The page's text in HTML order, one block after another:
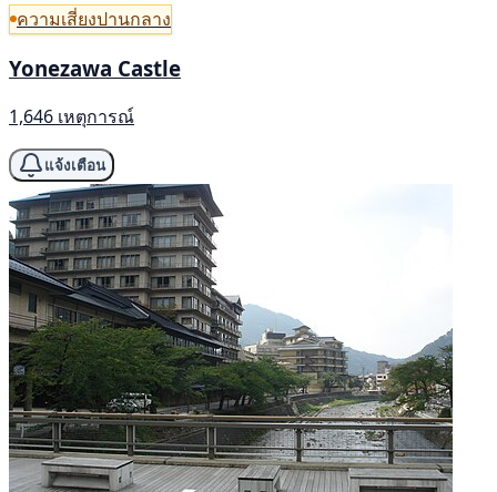
ความเสี่ยงปานกลาง
Yonezawa Castle
1,646 เหตุการณ์
แจ้งเตือน